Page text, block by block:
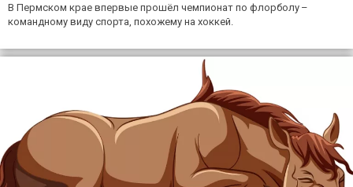
В Пермском крае впервые прошёл чемпионат по флорболу –
командному виду спорта, похожему на хоккей.